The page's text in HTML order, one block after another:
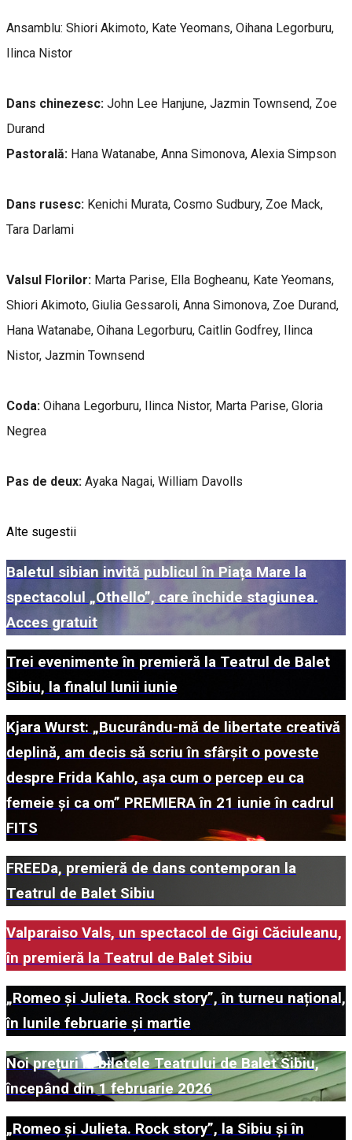
Ansamblu: Shiori Akimoto, Kate Yeomans, Oihana Legorburu,
Ilinca Nistor
Dans chinezesc: John Lee Hanjune, Jazmin Townsend, Zoe
Durand
Pastorală: Hana Watanabe, Anna Simonova, Alexia Simpson
Dans rusesc: Kenichi Murata, Cosmo Sudbury, Zoe Mack,
Tara Darlami
Valsul Florilor: Marta Parise, Ella Bogheanu, Kate Yeomans,
Shiori Akimoto, Giulia Gessaroli, Anna Simonova, Zoe Durand,
Hana Watanabe, Oihana Legorburu, Caitlin Godfrey, Ilinca
Nistor, Jazmin Townsend
Coda: Oihana Legorburu, Ilinca Nistor, Marta Parise, Gloria
Negrea
Pas de deux: Ayaka Nagai, William Davolls
Alte sugestii
Baletul sibian invită publicul în Piața Mare la
spectacolul „Othello”, care închide stagiunea.
Acces gratuit
Trei evenimente în premieră la Teatrul de Balet
Sibiu, la finalul lunii iunie
Kjara Wurst: „Bucurându-mă de libertate creativă
deplină, am decis să scriu în sfârșit o poveste
despre Frida Kahlo, așa cum o percep eu ca
femeie și ca om” PREMIERA în 21 iunie în cadrul
FITS
FREEDa, premieră de dans contemporan la
Teatrul de Balet Sibiu
Valparaiso Vals, un spectacol de Gigi Căciuleanu,
în premieră la Teatrul de Balet Sibiu
„Romeo și Julieta. Rock story”, în turneu național,
în lunile februarie și martie
Noi prețuri la biletele Teatrului de Balet Sibiu,
începând din 1 februarie 2026
„Romeo și Julieta. Rock story”, la Sibiu și în